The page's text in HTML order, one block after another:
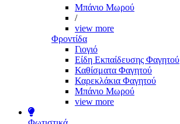
Μπάνιο Μωρού
/
view more
Φροντίδα
Γιογιό
Είδη Εκπαίδευσης Φαγητού
Καθίσματα Φαγητού
Καρεκλάκια Φαγητού
Μπάνιο Μωρού
view more